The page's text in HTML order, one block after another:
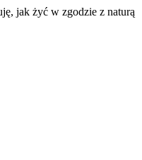
jak żyć w zgodzie z naturą